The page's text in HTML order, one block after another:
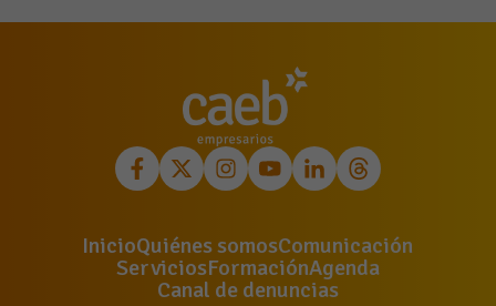
InicioQuiénes somosComunicación
ServiciosFormaciónAgenda
Canal de denuncias